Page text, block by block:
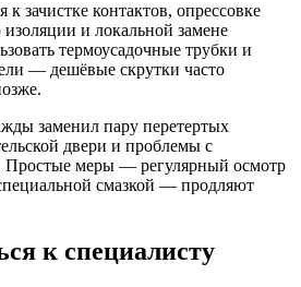
зачистке контактов, опрессовке
и локальной замене
термоусадочные трубки и
— дешёвые скрутки часто
заменил пару перетертых
двери и проблемы с
Простые меры — регулярный осмотр
смазкой — продляют
к специалисту